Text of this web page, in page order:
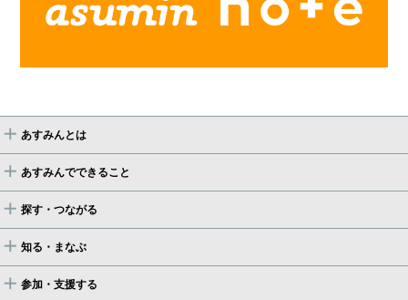
あすみんとは
あすみんでできること
探す・つながる
知る・まなぶ
参加・支援する